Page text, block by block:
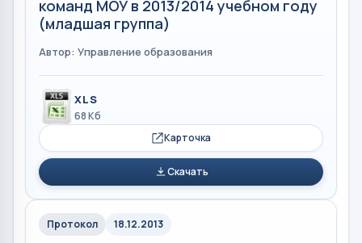
команд МОУ в 2013/2014 учебном году
(младшая группа)
Автор: Управление образования
XLS
68 Кб
Карточка
Скачать
Протокол 18.12.2013